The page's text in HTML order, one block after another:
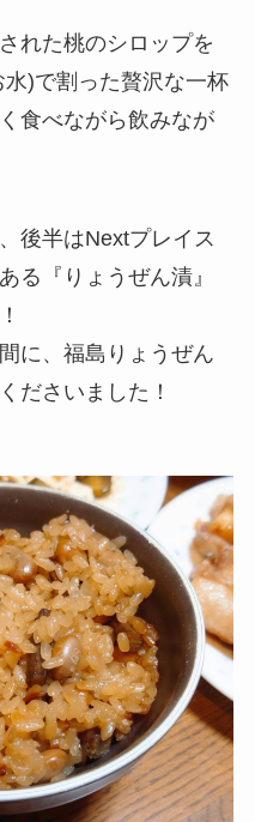
れた桃のシロップを
)で割った贅沢な一杯
食べながら飲みなが
後半はNextプレイス
る『りょうぜん漬』
に、福島りょうぜん
ださいました！